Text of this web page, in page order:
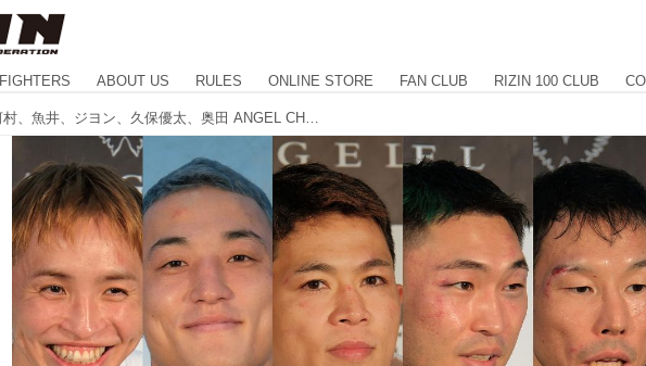
FIGHTERS ABOUT US RULES ONLINE STORE FAN CLUB RIZIN 100 CLUB